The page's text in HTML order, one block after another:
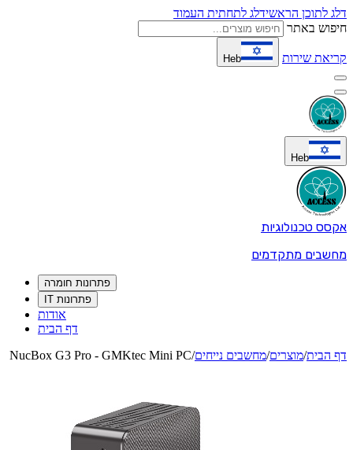
דלג לתוכן הראשידלג לתחתית העמוד
חיפוש באתר
קריאת שירות Heb
Heb
אקסס טכנולוגיות
מחשבים מתקדמים
פתרונות חומרה
פתרונות IT
אודות
דף הבית
דף הבית/מוצרים/מחשבים נייחים/
NucBox G3 Pro - GMKtec Mini PC